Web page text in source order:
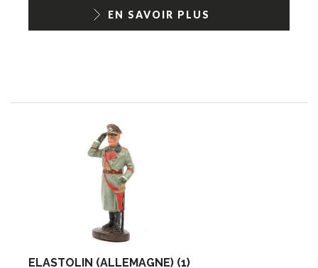
EN SAVOIR PLUS
ELASTOLIN (ALLEMAGNE) (1)